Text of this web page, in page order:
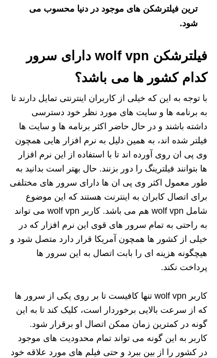
ترین فیلترشکن های موجود در دنیا محسوب می
شود.
فیلترشکن wolf vpn دارای سرور
کدام کشور ها می باشد؟
با توجه به این که خیلی از کاربران اینترنتی تمایل دارند تا
به برنامه ها و سایت های مورد نظر خود دسترسی
داشته باشند و در حال حاضر اکثر برنامه ها و سایت ها
فیلتر شده اند، به همین دلیل به نرم‌ افزار هایی همچون
وی پی ان روی آورده اند تا با استفاده از این نرم افزار
ها بتوانند فیلترینگ را دور بزنند. حال بهتر است بدانید به
طور معمول اکثر وی پی ان ها دارای سرور های مختلفی
برای اتصال کابران به اینترنت هستند که این موضوع
شامل wolf vpn هم می باشد. کاربر wolf vpn می تواند
به راحتی به تمام سرور های قوی این نرم افزار که در
خیلی از کشور ها همچون آمریکا قرار دارد متصل شود و
هیچگونه هزینه ای را بابت اتصال به این سرور ها
پرداخت نکند.
کاربر wolf vpn تنها کافیست تا بر روی یکی از سرور ها
که از سرعت بالایی برخوردار است، کلیک کند تا به این
گونه در کمترین زمان ممکن اتصال او برقرار شود.
کاربر به این گونه می تواند تمام محدودیت های موجود
در کشور را از بین ببرد و حتی فیلم های مورد علاقه خود